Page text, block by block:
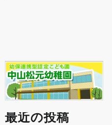
最近の投稿